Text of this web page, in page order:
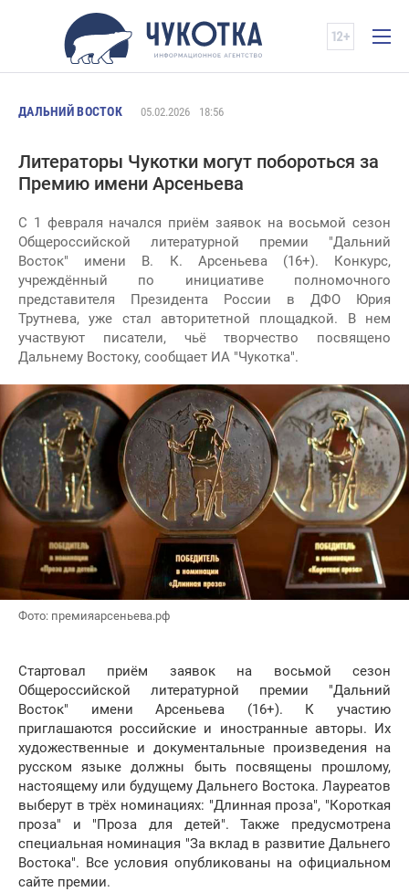
ДАЛЬНИЙ ВОСТОК 05.02.2026 18:56
Литераторы Чукотки могут побороться за
Премию имени Арсеньева
С 1 февраля начался приём заявок на восьмой сезон
Общероссийской литературной премии "Дальний
Восток" имени В. К. Арсеньева (16+). Конкурс,
учреждённый по инициативе полномочного
представителя Президента России в ДФО Юрия
Трутнева, уже стал авторитетной площадкой. В нем
участвуют писатели, чьё творчество посвящено
Дальнему Востоку, сообщает ИА "Чукотка".
Фото: премияарсеньева.рф
Стартовал приём заявок на восьмой сезон
Общероссийской литературной премии "Дальний
Восток" имени Арсеньева (16+). К участию
приглашаются российские и иностранные авторы. Их
художественные и документальные произведения на
русском языке должны быть посвящены прошлому,
настоящему или будущему Дальнего Востока. Лауреатов
выберут в трёх номинациях: "Длинная проза", "Короткая
проза" и "Проза для детей". Также предусмотрена
специальная номинация "За вклад в развитие Дальнего
Востока". Все условия опубликованы на официальном
сайте премии.